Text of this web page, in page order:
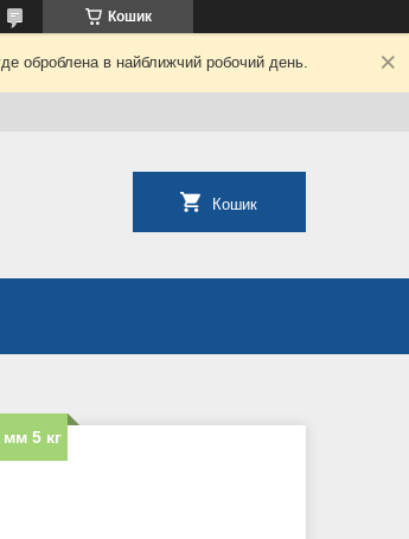
Кошик
оброблена в найближчий робочий день.
Кошик
5 кг